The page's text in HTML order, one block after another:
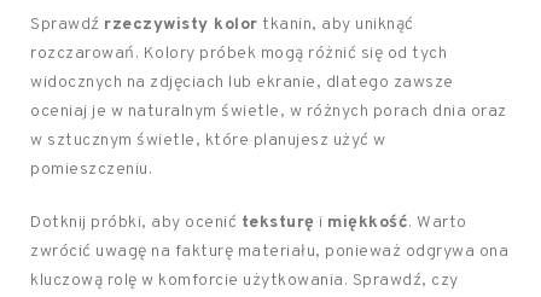
Sprawdź rzeczywisty kolor tkanin, aby uniknąć
rozczarowań. Kolory próbek mogą różnić się od tych
widocznych na zdjęciach lub ekranie, dlatego zawsze
oceniaj je w naturalnym świetle, w różnych porach dnia oraz
w sztucznym świetle, które planujesz użyć w
pomieszczeniu.
Dotknij próbki, aby ocenić teksturę i miękkość. Warto
zwrócić uwagę na fakturę materiału, ponieważ odgrywa ona
kluczową rolę w komforcie użytkowania. Sprawdź, czy